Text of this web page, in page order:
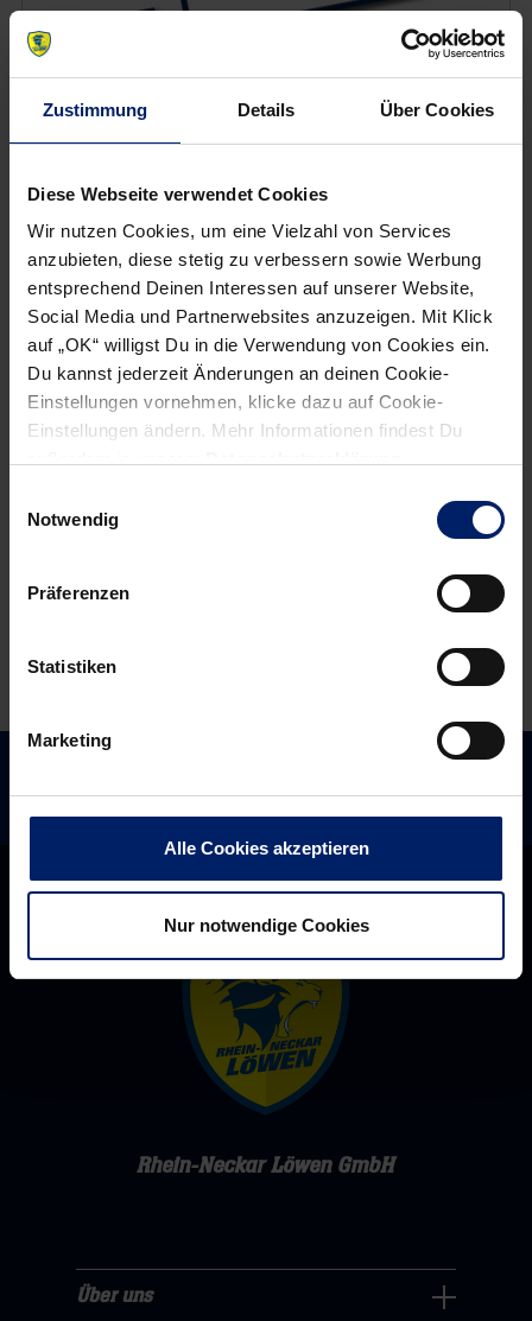
Zustimmung Details Über Cookies
Diese Webseite verwendet Cookies
Wir nutzen Cookies, um eine Vielzahl von Services
anzubieten, diese stetig zu verbessern sowie Werbung
entsprechend Deinen Interessen auf unserer Website,
Social Media und Partnerwebsites anzuzeigen. Mit Klick
auf „OK“ willigst Du in die Verwendung von Cookies ein.
Du kannst jederzeit Änderungen an deinen Cookie-
Einstellungen vornehmen, klicke dazu auf Cookie-
Einstellungen ändern. Mehr Informationen findest Du
Notwendig
Präferenzen
Statistiken
Marketing
Alle Cookies akzeptieren
Nur notwendige Cookies
Wenn du per E-Mail über Aktuelles aus der Löwenwelt
Newsletterhier abonnieren.
Post
navigation
previous
News:
Privater
Schutz
Alle News anzeigen
newst
News:
Jetzt
live:
Gensheimer
Rhein-Neckar Löwen GmbH
Über uns